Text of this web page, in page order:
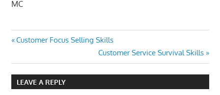
MC
MANAGING
MANAGING
MARKETING
Post
navigation
Previous
Customer Focus Selling Skills
Next
Post:
Customer Service Survival Skills
LEAVE A REPLY